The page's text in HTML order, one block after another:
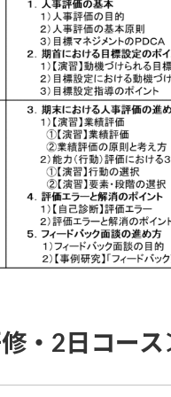
・2日コース